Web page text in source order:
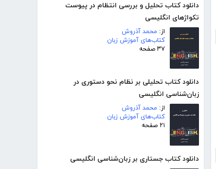
دانلود کتاب تحلیل و بررسی انتظام در پیوست
تکواژهای انگلیسی
از: محمد آذروش
کتاب‌های آموزش زبان
۳۷ صفحه
دانلود کتاب تحلیلی بر نظام نحو دستوری در
زبان‌شناسی انگلیسی
از: محمد آذروش
کتاب‌های آموزش زبان
۲۱ صفحه
دانلود کتاب جستاری بر زبان‌شناسی انگلیسی